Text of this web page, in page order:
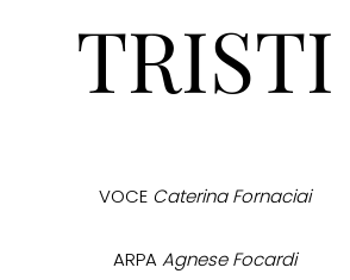
TRISTI
VOCE Caterina Fornaciai
ARPAAgnese Focardi